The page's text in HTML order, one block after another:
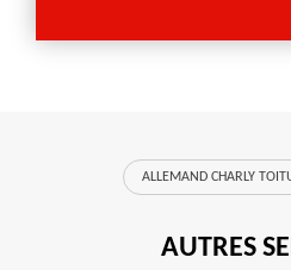
ALLEMAND CHARLY
AUTRES